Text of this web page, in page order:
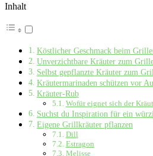
Inhalt
Köstlicher Geschmack beim
Unverzichtbare Kräuter zum
Selbst gepflanzte Kräuter zum
Kräutermarinaden schützen vor
Kräuter-Rub
Wofür eignet sich der
Suchst du Inspiration für ein
Eigene Grillkräuter pflanzen
Dill
Estragon
Melisse